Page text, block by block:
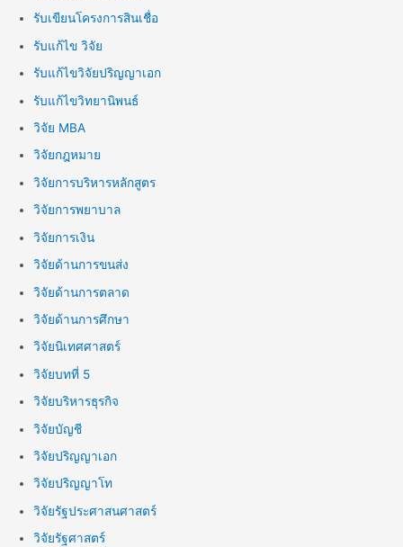
รับเขียนโครงการสินเชื่อ
รับแก้ไข วิจัย
รับแก้ไขวิจัยปริญญาเอก
รับแก้ไขวิทยานิพนธ์
วิจัย MBA
วิจัยกฎหมาย
วิจัยการบริหารหลักสูตร
วิจัยการพยาบาล
วิจัยการเงิน
วิจัยด้านการขนส่ง
วิจัยด้านการตลาด
วิจัยด้านการศึกษา
วิจัยนิเทศศาสตร์
วิจัยบทที่ 5
วิจัยบริหารธุรกิจ
วิจัยบัญชี
วิจัยปริญญาเอก
วิจัยปริญญาโท
วิจัยรัฐประศาสนศาสตร์
วิจัยรัฐศาสตร์